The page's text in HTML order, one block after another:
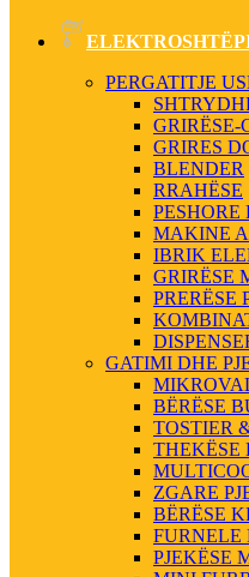
PERGATITJE
GRIRËSE-
GRIRES
BLENDER
RRAHËSE
MAKINE
IBRIK
GRIRËSE
PRERËSE
GATIMI DHE
BËRËSE
TOSTIER
THEKËSE
ZGARE
BËRËSE
FURNELE
PJEKËSE